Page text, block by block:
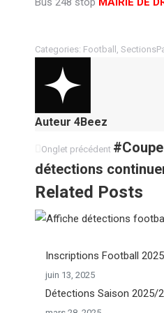
Categories: Football , Sections
Auteur 4Beez
Navigation
de
Onglet précédent Onglet
précédent
détections
Related Posts
Inscriptions Football
juin 13, 2025
Détections Saison 2025/